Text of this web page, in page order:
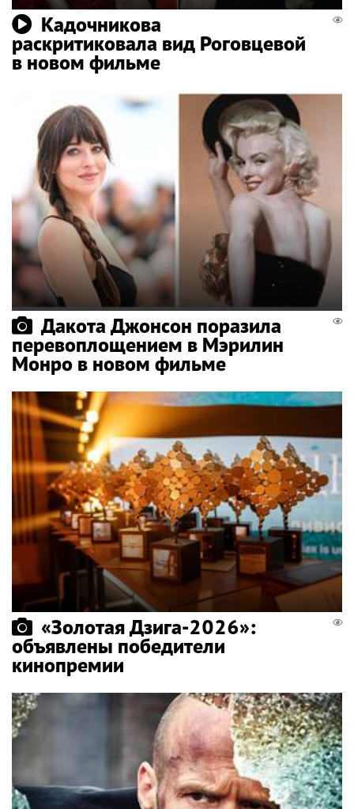
Кадочникова
раскритиковала вид Роговцевой
в новом фильме
Дакота Джонсон поразила
перевоплощением в Мэрилин
Монро в новом фильме
«Золотая Дзига-2026»:
объявлены победители
кинопремии